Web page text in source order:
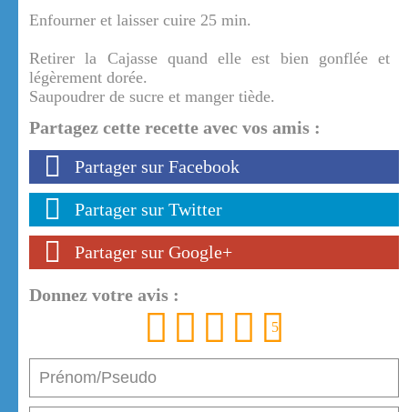
Enfourner et laisser cuire 25 min.
Retirer la Cajasse quand elle est bien gonflée et
légèrement dorée.
Saupoudrer de sucre et manger tiède.
Partagez cette recette avec vos amis :
Partager sur Facebook
Partager sur Twitter
Partager sur Google+
Donnez votre avis :
5